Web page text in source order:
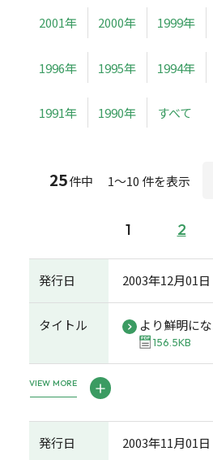
2001年 2000年 1999年
1996年 1995年 1994年
1991年 1990年 すべて
25件中 1～10 件を表示
1 2
発行日 2003年12月01日
タイトル より鮮明に
156.5KB
VIEW MORE
発行日 2003年11月01日